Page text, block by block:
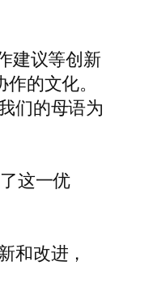
建议等创新
的文化。
们的母语为
这一优
和改进，